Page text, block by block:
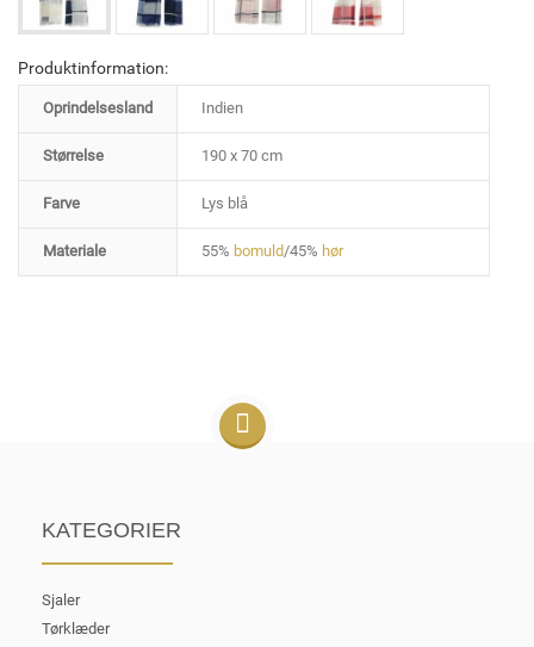
Produktinformation:
Oprindelsesland Indien
Størrelse 190 x 70 cm
Farve Lys blå
Materiale 55% bomuld/45% hør
KATEGORIER
Sjaler
Tørklæder